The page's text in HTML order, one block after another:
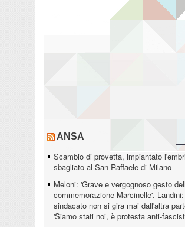
ANSA
Scambio di provetta, impiantato
sbagliato al San Raffaele di Milano
Meloni: 'Grave e vergognoso gesto
commemorazione Marcinelle'.
sindacato non si gira mai dall'altra
'Siamo stati noi, è protesta anti-